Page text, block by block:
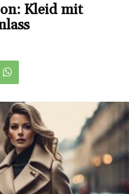
Kleid mit